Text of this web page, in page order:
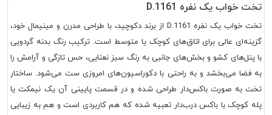
تخت خواب یک نفره D.1161
تخت خواب یک نفره D.1161 از برند دکوچید، با طراحی مدرن و مینیمال خود،
گزینه‌ای عالی برای اتاق‌های کوچک یا متوسط است. ترکیب رنگ بدنه گردویی
با پنل‌های کشو و بخش‌های جانبی به رنگ سبز نعنایی، حس تازگی و آرامش را
به فضا می‌بخشد و به راحتی با دکوراسیون‌های امروزی ست می‌شود. ساختار
تخت به صورت باکس‌دار طراحی شده و در قسمت پایینی آن یک نیمکت یا
پله کوچک با باکس درب‌دار تعبیه شده که هم کاربردی است و هم به زیبایی